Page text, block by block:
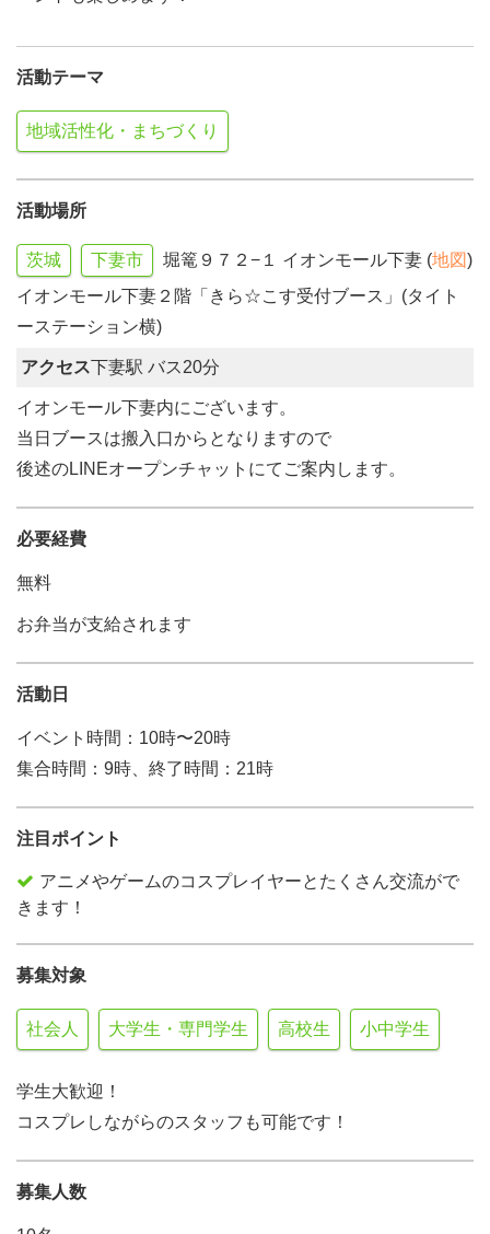
活動テーマ
地域活性化・まちづくり
活動場所
茨城 下妻市 堀篭９７２−１ イオンモール下妻 (地図)
イオンモール下妻２階「きら☆こす受付ブース」(タイト
ーステーション横)
アクセス下妻駅 バス20分
イオンモール下妻内にございます。
当日ブースは搬入口からとなりますので
後述のLINEオープンチャットにてご案内します。
必要経費
無料
お弁当が支給されます
活動日
イベント時間：10時〜20時
集合時間：9時、終了時間：21時
注目ポイント
アニメやゲームのコスプレイヤーとたくさん交流がで
きます！
募集対象
社会人 大学生・専門学生 高校生 小中学生
学生大歓迎！
コスプレしながらのスタッフも可能です！
募集人数